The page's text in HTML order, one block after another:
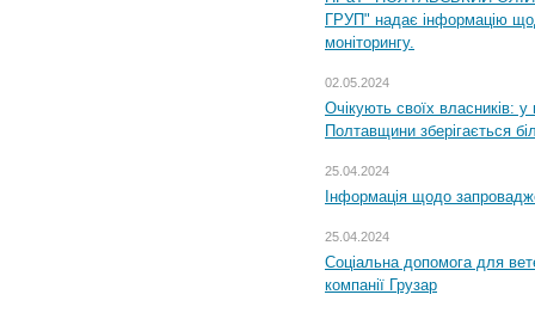
ГРУП" надає інформацію
моніторингу.
02.05.2024
Очікують своїх власників: у
Полтавщини зберігається
25.04.2024
Інформація щодо
25.04.2024
Соціальна допомога для
компанії Грузар